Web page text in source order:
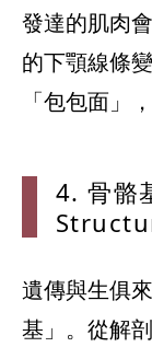
發達的肌肉
的下顎線條
「包包面」
4. 骨骼
遺傳與生俱
基」。從解